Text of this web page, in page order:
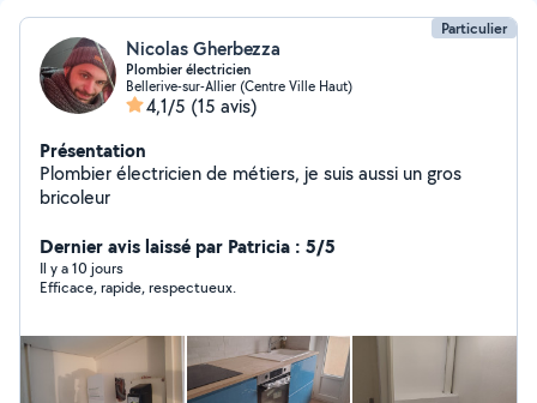
Particulier
Nicolas Gherbezza
Plombier électricien
Bellerive-sur-Allier (Centre Ville Haut)
4,1/5 (15 avis)
Présentation
Plombier électricien de métiers, je suis aussi un gros
bricoleur
Dernier avis laissé par Patricia : 5/5
Il y a 10 jours
Efficace, rapide, respectueux.